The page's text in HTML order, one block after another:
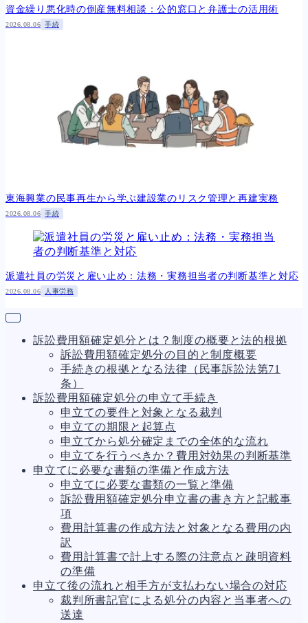
資金繰り悪化時の倒産無料相談：公的窓口と弁護士の活用術
2026.08.06 手続
東海興業の民事再生から学ぶ建設業のリスク管理と再建実務
2026.08.06 手続
派遣社員の労災と雇い止め：法務・実務担当者の判断基準と対応
2026.08.06 人事労務
訴訟費用額確定処分とは？制度の概要と法的根拠
訴訟費用額確定処分の目的と制度概要
手続きの根拠となる法律（民事訴訟法第71
条）
訴訟費用額確定処分の申立て手続き
申立ての要件と対象となる裁判
申立ての期限と起算点
申立てから処分確定までの全体的な流れ
申立てを行うべきか？費用対効果の判断基準
申立てに必要な書類の準備と作成方法
申立てに必要な書類の一覧と準備
訴訟費用額確定処分申立書の書き方と記載事
項
費用計算書の作成方法と対象となる費用の内
訳
費用計算書で計上する際の注意点と疎明資料
の準備
申立て後の流れと相手方が支払わない場合の対応
裁判所書記官による処分の内容と当事者への
送達